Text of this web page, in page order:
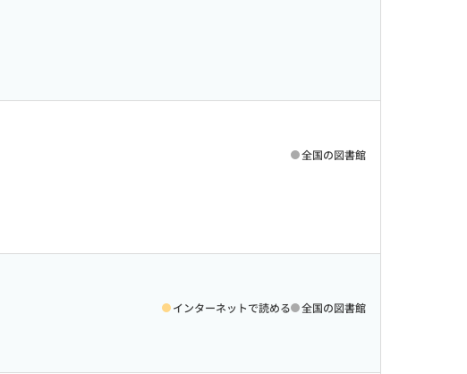
全国の図書館
インターネットで読める 全国の図書館